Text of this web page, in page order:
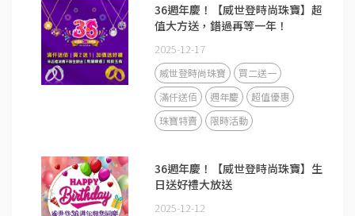
36週年慶！【威世登時尚珠寶】超
值大方送，錯過再等一年！
2025-12-17
威世登時尚珠寶
買二送一
滿仟送佰
週年慶
超值優惠
珠寶特賣
限時活動
36週年慶！【威世登時尚珠寶】生
日送好禮大放送
2025-12-12